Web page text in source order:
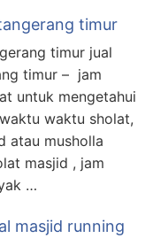
timur
timur jual
timur – jam
untuk mengetahui
waktu sholat,
atau musholla
masjid , jam
…
masjid running